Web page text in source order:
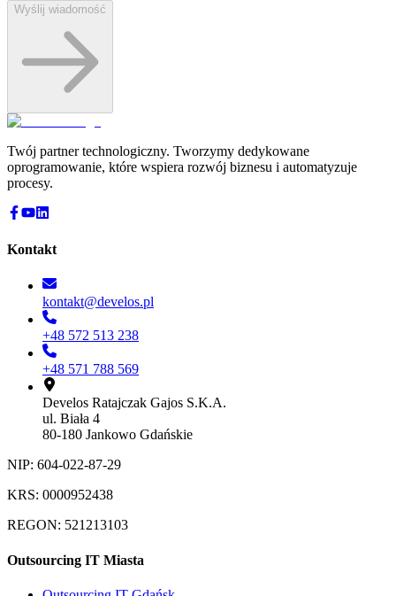
Wyślij wiadomość
Twój partner technologiczny. Tworzymy dedykowane
oprogramowanie, które wspiera rozwój biznesu i automatyzuje
procesy.
Kontakt
kontakt@develos.pl
+48 572 513 238
+48 571 788 569
Develos Ratajczak Gajos S.K.A.
ul. Biała 4
80-180 Jankowo Gdańskie
NIP: 604-022-87-29
KRS: 0000952438
REGON: 521213103
Outsourcing IT Miasta